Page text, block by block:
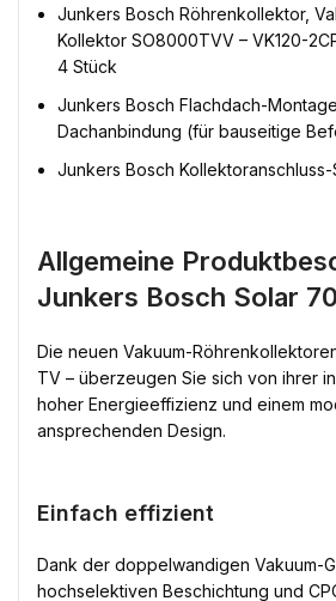
Junkers Bosch Röhrenkollektor,
Kollektor SO8000TVV – VK120-
4 Stück
Junkers Bosch Flachdach-
Dachanbindung (für bauseitige
Junkers Bosch Kollektoranschluss-
Allgemeine
Junkers Bosch Solar
Die neuen Vakuum-
TV – überzeugen Sie sich von ihrer
hoher Energieeffizienz und einem
ansprechenden Design.
Einfach effizient
Dank der doppelwandigen Vakuum-
hochselektiven Beschichtung und